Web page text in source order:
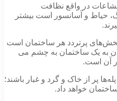
در واقع نظافت
حیاط و آسانسور است بیشتر
بخش‌­های پرتردد هر ساختمان است
به یک ساختمان به چشم می­‌
آن است.
پر از خاک و گرد و غبار باشند؛
خواهد داد.